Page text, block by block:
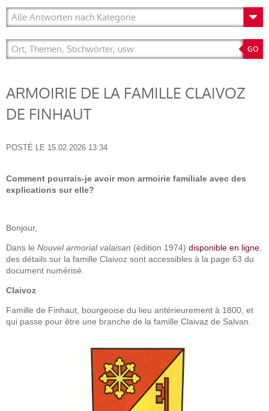
ARMOIRIE DE LA FAMILLE CLAIVOZ
DE FINHAUT
POSTÉ LE 15.02.2026 13:34
Comment pourrais-je avoir mon armoirie familiale avec des
explications sur elle?
Bonjour,
Dans le Nouvel armorial valaisan (édition 1974) disponible en ligne
des détails sur la famille Claivoz sont accessibles à la page 63 du
document numérisé.
Claivoz
Famille de Finhaut, bourgeoise du lieu antérieurement à 1800, et
qui passe pour être une branche de la famille Claivaz de Salvan.